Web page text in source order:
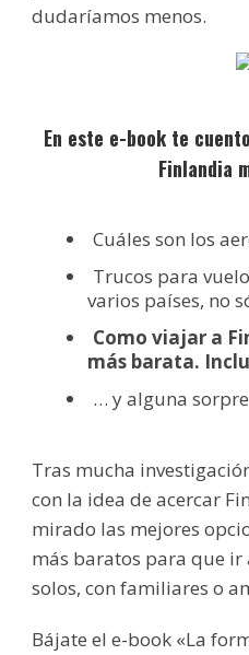
dudaríamos menos.
En este e-book te
Finlandia
Cuáles son los
Trucos para
varios países, no
Como viajar a
más barata.
… y alguna
Tras mucha
con la idea de acercar
mirado las mejores
más baratos para que ir
solos, con familiares o
Bájate el e-book «La